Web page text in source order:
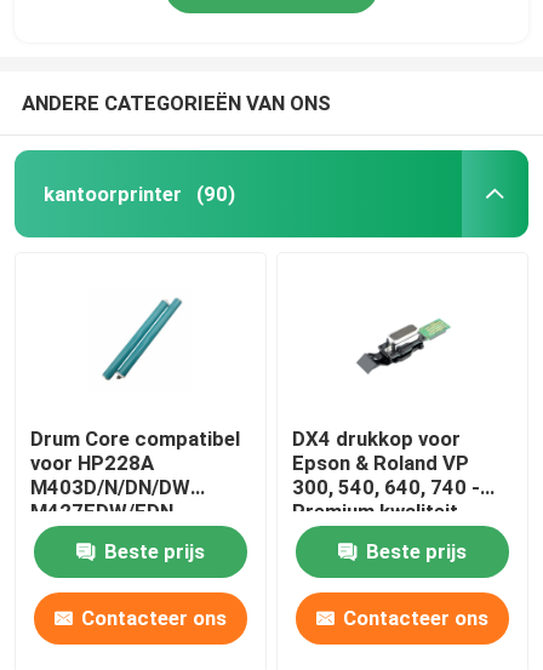
ANDERE CATEGORIEËN VAN ONS
kantoorprinter (90)
Drum Core compatibel
voor HP228A
M403D/N/DN/DW
M427FDW/FDN
printers
Beste prijs
Contacteer ons
DX4 drukkop voor
Epson & Roland VP
300, 540, 640, 740 -
Premium kwaliteit
Beste prijs
Contacteer ons